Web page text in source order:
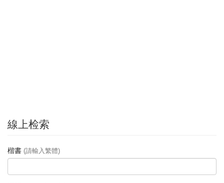
線上检索
楷書 (請輸入繁體)